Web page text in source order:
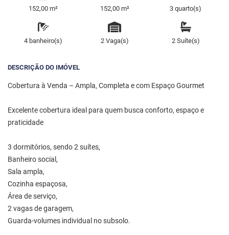
152,00 m² 152,00 m² 3 quarto(s)
4 banheiro(s) 2 Vaga(s) 2 Suíte(s)
DESCRIÇÃO DO IMÓVEL
Cobertura à Venda – Ampla, Completa e com Espaço Gourmet
Excelente cobertura ideal para quem busca conforto, espaço e
praticidade
3 dormitórios, sendo 2 suítes,
Banheiro social,
Sala ampla,
Cozinha espaçosa,
Área de serviço,
2 vagas de garagem,
Guarda-volumes individual no subsolo.